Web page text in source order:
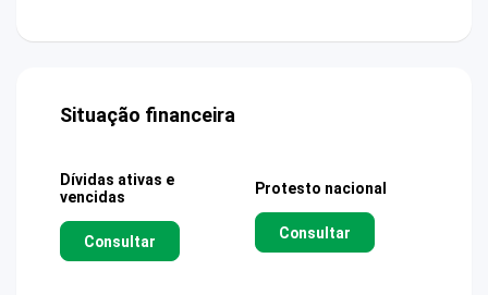
Situação financeira
Dívidas ativas e
vencidas
Consultar
Protesto nacional
Consultar